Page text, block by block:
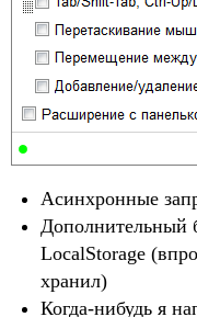
Асинхронные
Дополнительный
LocalStorage
хранил)
Когда-нибудь я